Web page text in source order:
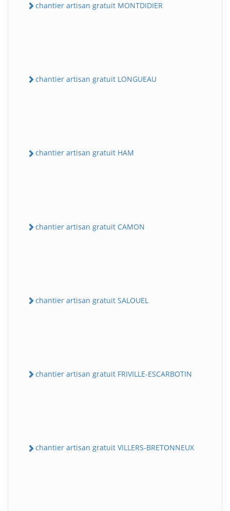
chantier artisan gratuit MONTDIDIER
chantier artisan gratuit LONGUEAU
chantier artisan gratuit HAM
chantier artisan gratuit CAMON
chantier artisan gratuit SALOUEL
chantier artisan gratuit FRIVILLE-ESCARBOTIN
chantier artisan gratuit VILLERS-BRETONNEUX